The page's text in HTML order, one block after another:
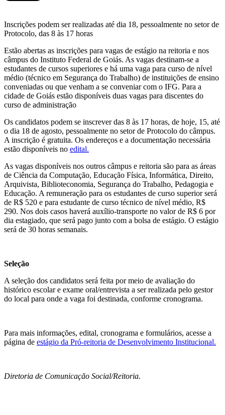
Inscrições podem ser realizadas até dia 18, pessoalmente no setor de
Protocolo, das 8 às 17 horas
Estão abertas as inscrições para vagas de estágio na reitoria e nos
câmpus do Instituto Federal de Goiás. As vagas destinam-se a
estudantes de cursos superiores e há uma vaga para curso de nível
médio (técnico em Segurança do Trabalho) de instituições de ensino
conveniadas ou que venham a se conveniar com o IFG. Para a
cidade de Goiás estão disponíveis duas vagas para discentes do
curso de administração
Os candidatos podem se inscrever das 8 às 17 horas, de hoje, 15, até
o dia 18 de agosto, pessoalmente no setor de Protocolo do câmpus.
A inscrição é gratuita. Os endereços e a documentação necessária
estão disponíveis no edital.
As vagas disponíveis nos outros câmpus e reitoria são para as áreas
de Ciência da Computação, Educação Física, Informática, Direito,
Arquivista, Biblioteconomia, Segurança do Trabalho, Pedagogia e
Educação. A remuneração para os estudantes de curso superior será
de R$ 520 e para estudante de curso técnico de nível médio, R$
290. Nos dois casos haverá auxílio-transporte no valor de R$ 6 por
dia estagiado, que será pago junto com a bolsa de estágio. O estágio
será de 30 horas semanais.
Seleção
A seleção dos candidatos será feita por meio de avaliação do
histórico escolar e exame oral/entrevista a ser realizada pelo gestor
do local para onde a vaga foi destinada, conforme cronograma.
Para mais informações, edital, cronograma e formulários, acesse a
página de estágio da Pró-reitoria de Desenvolvimento Institucional.
Diretoria de Comunicação Social/Reitoria.